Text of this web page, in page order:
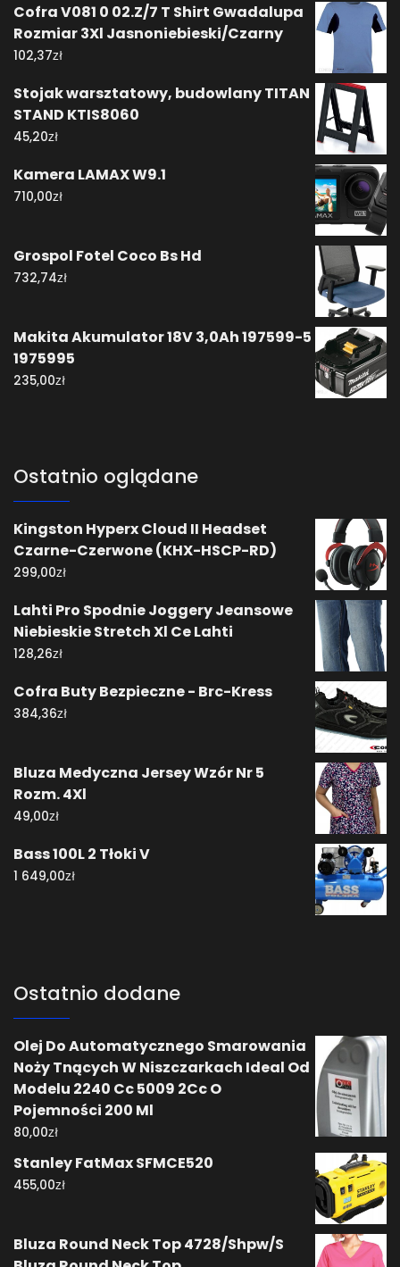
Cofra V081 0 02.Z/7 T Shirt Gwadalupa
Rozmiar 3Xl Jasnoniebieski/Czarny
102,37zł
Stojak warsztatowy, budowlany TITAN
STAND KTIS8060
45,20zł
Kamera LAMAX W9.1
710,00zł
Grospol Fotel Coco Bs Hd
732,74zł
Makita Akumulator 18V 3,0Ah 197599-5
1975995
235,00zł
Ostatnio oglądane
Kingston Hyperx Cloud II Headset
Czarne-Czerwone (KHX-HSCP-RD)
299,00zł
Lahti Pro Spodnie Joggery Jeansowe
Niebieskie Stretch Xl Ce Lahti
128,26zł
Cofra Buty Bezpieczne - Brc-Kress
384,36zł
Bluza Medyczna Jersey Wzór Nr 5
Rozm. 4Xl
49,00zł
Bass 100L 2 Tłoki V
1 649,00zł
Ostatnio dodane
Olej Do Automatycznego Smarowania
Noży Tnących W Niszczarkach Ideal Od
Modelu 2240 Cc 5009 2Cc O
Pojemności 200 Ml
80,00zł
Stanley FatMax SFMCE520
455,00zł
Bluza Round Neck Top 4728/Shpw/S